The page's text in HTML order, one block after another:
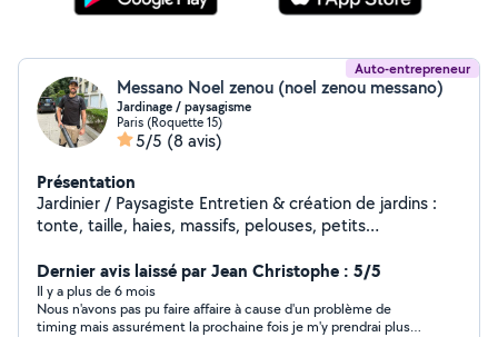
Auto-entrepreneur
Messano Noel zenou (noel zenou messano)
Jardinage / paysagisme
Paris (Roquette 15)
5/5 (8 avis)
Présentation
Jardinier / Paysagiste Entretien & création de jardins :
tonte, taille, haies, massifs, pelouses, petits
Devis gratuit Secteur [toute l'île de France]
Dernier avis laissé par Jean Christophe : 5/5
Il y a plus de 6 mois
Nous n'avons pas pu faire affaire à cause d'un problème de
timing mais assurément la prochaine fois je m'y prendrai plus